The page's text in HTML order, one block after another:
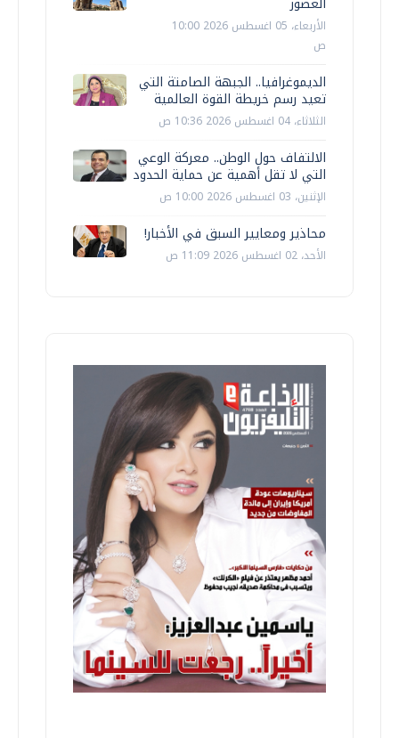
الأربعاء، 05 اغسطس 2026 10:00
ص
الديموغرافيا.. الجبهة الصامتة التي
تعيد رسم خريطة القوة العالمية
الثلاثاء، 04 اغسطس 2026 10:36 ص
الالتفاف حول الوطن.. معركة الوعي
التي لا تقل أهمية عن حماية الحدود
الإثنين، 03 اغسطس 2026 10:00 ص
محاذير ومعايير السبق في الأخبار!
الأحد، 02 اغسطس 2026 11:09 ص